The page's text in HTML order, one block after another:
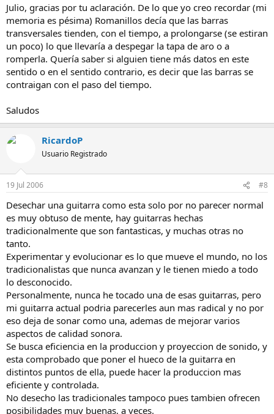
Julio, gracias por tu aclaración. De lo que yo creo recordar (mi
memoria es pésima) Romanillos decía que las barras
transversales tienden, con el tiempo, a prolongarse (se estiran
un poco) lo que llevaría a despegar la tapa de aro o a
romperla. Quería saber si alguien tiene más datos en este
sentido o en el sentido contrario, es decir que las barras se
contraigan con el paso del tiempo.
Saludos
RicardoP
Usuario Registrado
19 Jul 2006 #8
Desechar una guitarra como esta solo por no parecer normal
es muy obtuso de mente, hay guitarras hechas
tradicionalmente que son fantasticas, y muchas otras no
tanto.
Experimentar y evolucionar es lo que mueve el mundo, no los
tradicionalistas que nunca avanzan y le tienen miedo a todo
lo desconocido.
Personalmente, nunca he tocado una de esas guitarras, pero
mi guitarra actual podria parecerles aun mas radical y no por
eso deja de sonar como una, ademas de mejorar varios
aspectos de calidad sonora.
Se busca eficiencia en la produccion y proyeccion de sonido, y
esta comprobado que poner el hueco de la guitarra en
distintos puntos de ella, puede hacer la produccion mas
eficiente y controlada.
No desecho las tradicionales tampoco pues tambien ofrecen
posibilidades muy buenas, a veces.